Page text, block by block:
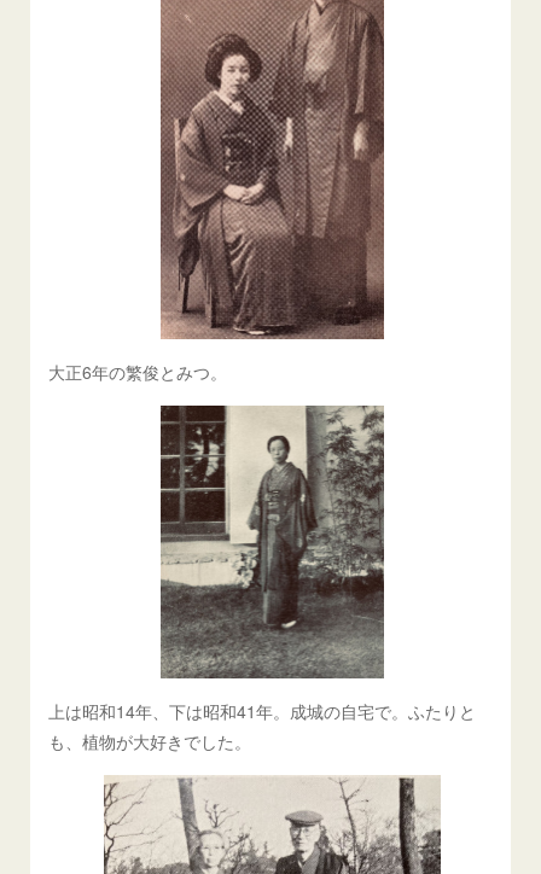
大正6年の繁俊とみつ。
上は昭和14年、下は昭和41年。成城の自宅で。ふたりと
も、植物が大好きでした。